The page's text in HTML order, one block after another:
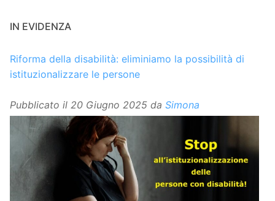
IN EVIDENZA
Riforma della disabilità: eliminiamo la possibilità di
istituzionalizzare le persone
Pubblicato il 20 Giugno 2025 da Simona